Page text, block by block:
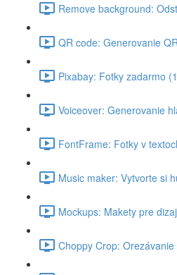
Remove background:
QR code: Generovanie
Pixabay: Fotky zadarmo
Voiceover: Generovanie
FontFrame: Fotky v
Music maker: Vytvorte si
Mockups: Makety pre
Choppy Crop: